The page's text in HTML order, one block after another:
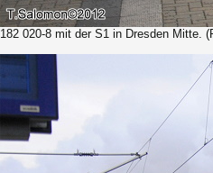
182 020-8 mit der S1 in Dresden Mitte.